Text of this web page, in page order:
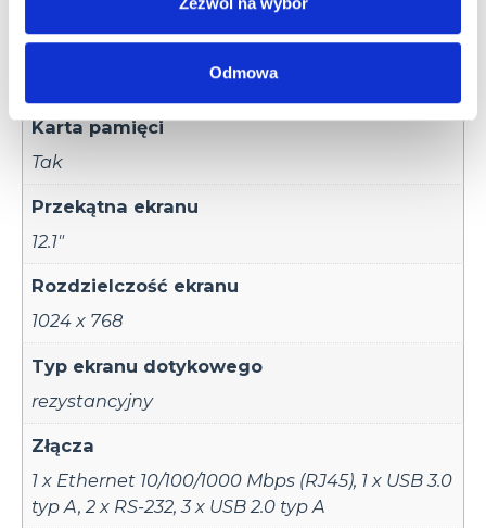
Odmowa
Pamięć Flash
Karta pamięci
Tak
Przekątna ekranu
12.1"
Rozdzielczość ekranu
1024 x 768
Typ ekranu dotykowego
rezystancyjny
Złącza
1 x Ethernet 10/100/1000 Mbps (RJ45), 1 x USB 3.0
typ A,2 x RS-232,3 x USB 2.0 typ A